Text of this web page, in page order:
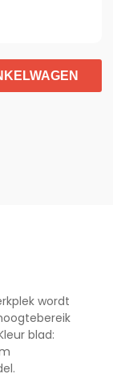
wordt
blad: